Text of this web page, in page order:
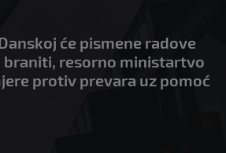
će pismene radove
braniti, resorno ministartvo
protiv prevara uz pomoć